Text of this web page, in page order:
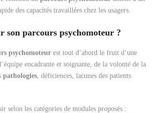
des capacités travaillées chez les usagers.
son parcours psychomoteur ?
psychomoteur est tout d’abord le fruit d’une
encadrante et soignante, de la volonté de la
pathologies , déficiences, lacunes des patients
selon les catégories de modules proposés :